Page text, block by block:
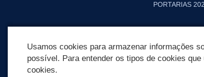
PORTARIAS
Usamos cookies para armazenar informações
possível. Para entender os tipos de cookies
cookies.